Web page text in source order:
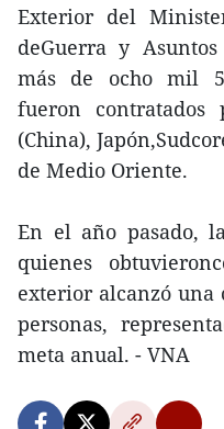
Exterior del
deGuerra y
más de ocho mil
fueron
(China),
de Medio Oriente.
En el año pasado,
quienes
exterior alcanzó
personas,
meta anual. - VNA